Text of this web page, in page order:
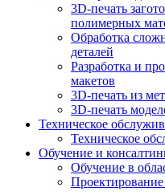
3D-печать
полимерных
Обработка
деталей
Разработка и
макетов
3D-печать из
3D-печать
Техническое
Техническое
Обучение и
Обучение в